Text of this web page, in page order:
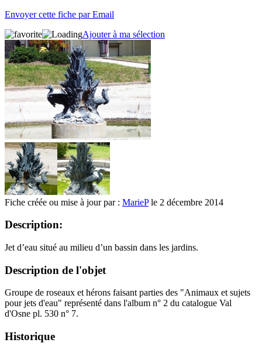
Envoyer cette fiche par Email
Ajouter à ma sélection
Fiche créée ou mise à jour par : MariePle 2 décembre 2014
Description:
Jet d’eau situé au milieu d’un bassin dans les jardins.
Description de l'objet
Groupe de roseaux et hérons faisant parties des "Animaux et sujets
pour jets d'eau" représenté dans l'album n° 2 du catalogue Val
d'Osne pl. 530 n° 7.
Historique